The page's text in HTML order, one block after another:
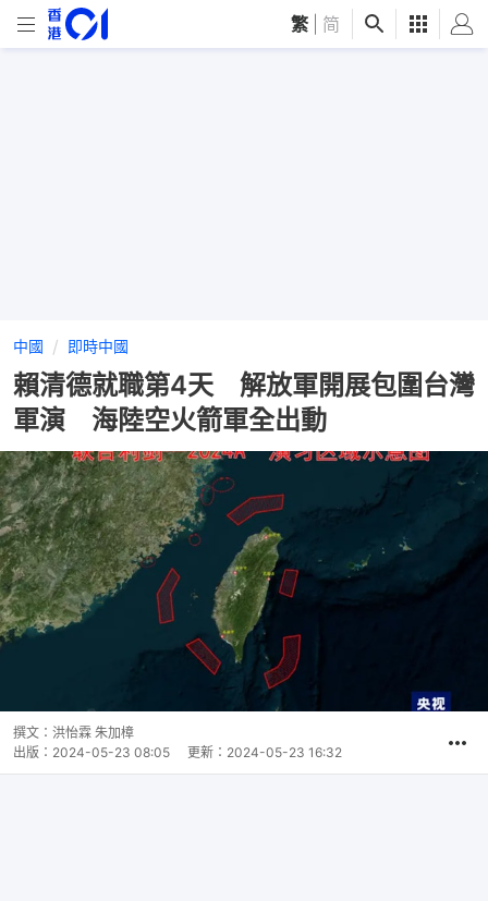
繁 简
中國 即時中國
賴清德就職第4天 解放軍開展包圍台灣
軍演 海陸空火箭軍全出動
撰文： 洪怡霖 朱加樟
出版： 2024-05-23 08:05 更新： 2024-05-23 16:32